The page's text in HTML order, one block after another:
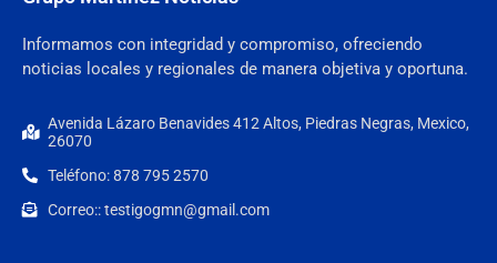
Informamos con integridad y compromiso, ofreciendo
noticias locales y regionales de manera objetiva y oportuna.
Avenida Lázaro Benavides 412 Altos, Piedras Negras, Mexico,
26070
Teléfono: 878 795 2570
Correo:: testigogmn@gmail.com